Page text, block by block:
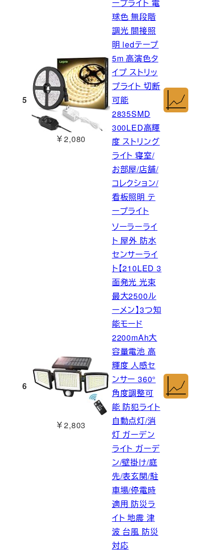
5
￥2,080
ープライト 電
球色 無段階
調光 間接照
明 ledテープ
5m 高演色タ
イプ ストリッ
プライト 切断
可能
2835SMD
300LED高輝
度 ストリング
ライト 寝室/
お部屋/店舗/
コレクション/
看板照明 テ
ープライト
6
￥2,803
ソーラーライ
ト 屋外 防水
センサーライ
ト【210LED 3
面発光 光束
最大2500ル
ーメン】3つ知
能モード
2200mAh大
容量電池 高
輝度 人感セ
ンサー 360°
角度調整可
能 防犯ライト
自動点灯/消
灯 ガーデン
ライト ガーデ
ン/壁掛け/庭
先/表玄関/駐
車場/停電時
適用 防災ラ
イト 地震 津
波 台風 防災
対応